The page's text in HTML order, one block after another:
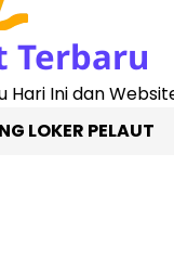
Terbaru
Ini dan
LOKER PELAUT